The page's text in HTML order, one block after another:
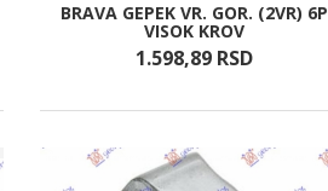
BRAVA GEPEK VR. GOR. (2VR) 6P
VISOK KROV
1.598,89 RSD